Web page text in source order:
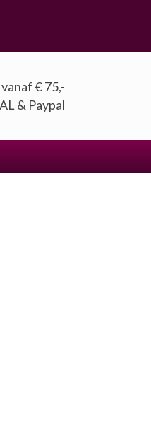
€ 75,-
& Paypal